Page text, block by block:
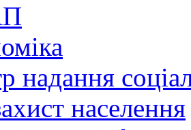
надання
населення